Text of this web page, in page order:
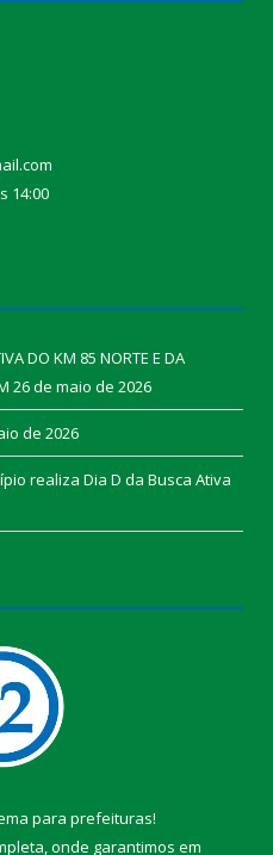
14:00
DO KM 85 NORTE E DA
26 de maio de 2026
de 2026
realiza Dia D da Busca Ativa
para prefeituras!
onde garantimos em